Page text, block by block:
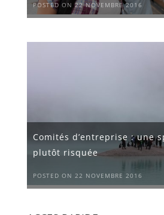
POSTED ON 22 NOVEMBRE 2016
Comités d’entreprise : une
plutôt risquée
POSTED ON 22 NOVEMBRE 2016